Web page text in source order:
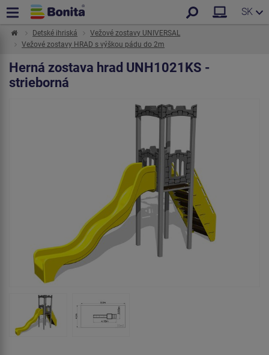
SK
Detské ihriská
Vežové zostavy UNIVERSAL
Vežové zostavy HRAD s výškou pádu do 2m
Herná zostava hrad UNH1021KS -
strieborná